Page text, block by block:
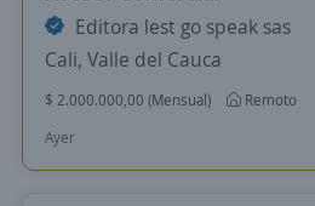
Editora lest go speak sas
Cali, Valle del Cauca
$ 2.000.000,00 (Mensual)
Remoto
Ayer